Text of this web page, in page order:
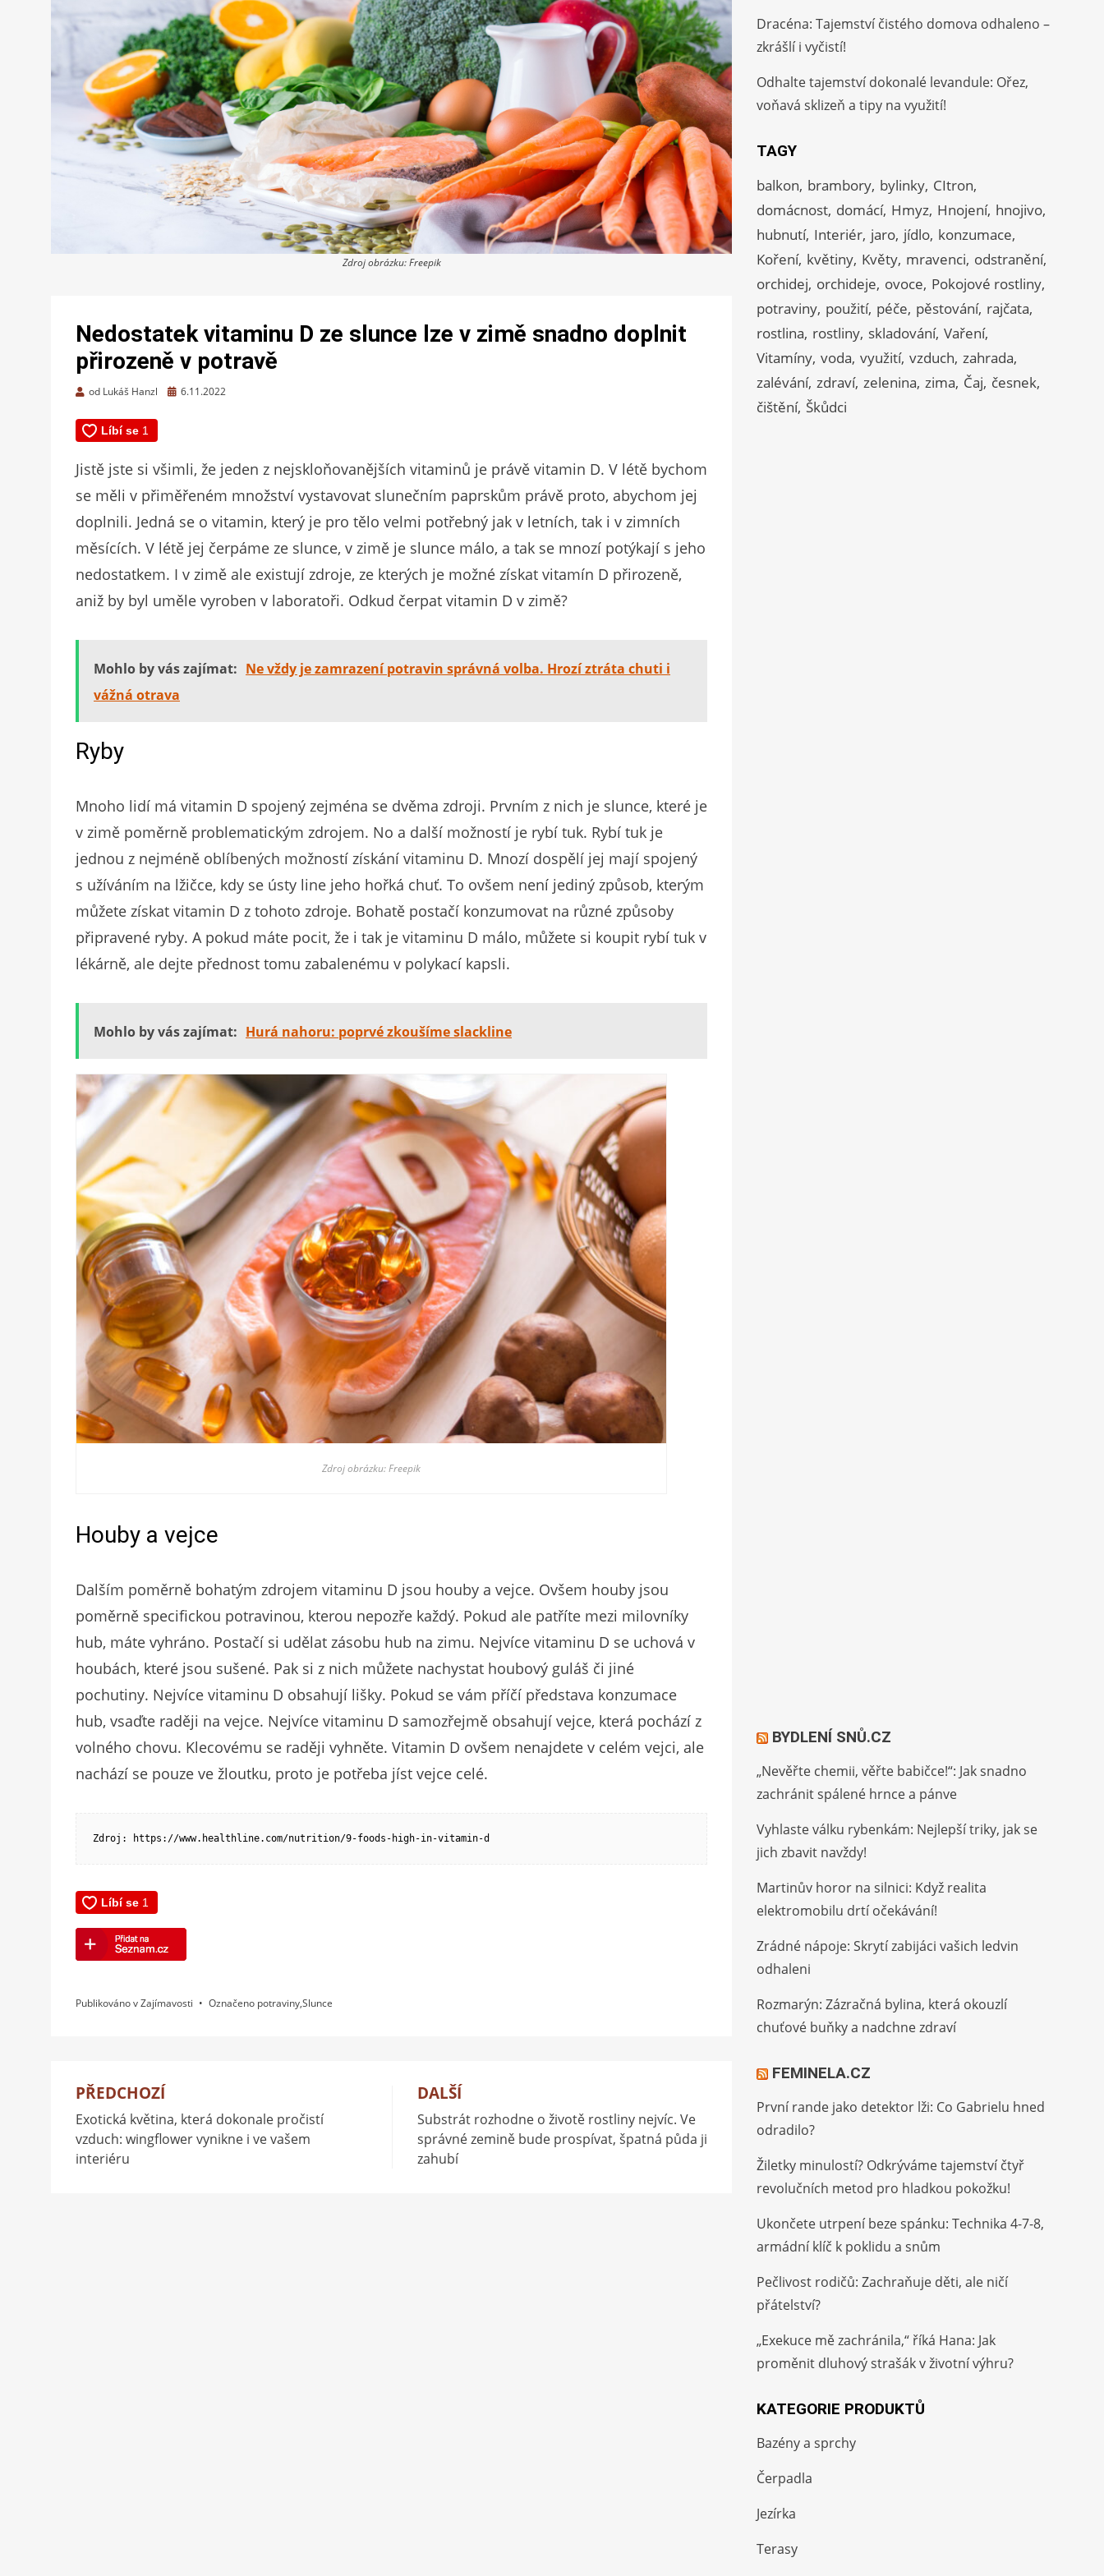
Zdroj obrázku: Freepik
Nedostatek vitaminu D ze slunce lze v zimě snadno doplnit
přirozeně v potravě
od Lukáš Hanzl
Zveřejněno
6.11.2022
Jistě jste si všimli, že jeden z nejskloňovanějších vitaminů je právě vitamin D. V létě bychom
se měli v přiměřeném množství vystavovat slunečním paprskům právě proto, abychom jej
doplnili. Jedná se o vitamin, který je pro tělo velmi potřebný jak v letních, tak i v zimních
měsících. V létě jej čerpáme ze slunce, v zimě je slunce málo, a tak se mnozí potýkají s jeho
nedostatkem. I v zimě ale existují zdroje, ze kterých je možné získat vitamín D přirozeně,
aniž by byl uměle vyroben v laboratoři. Odkud čerpat vitamin D v zimě?
Mohlo by vás zajímat: Ne vždy je zamrazení potravin správná volba. Hrozí ztráta chuti i
vážná otrava
Ryby
Mnoho lidí má vitamin D spojený zejména se dvěma zdroji. Prvním z nich je slunce, které je
v zimě poměrně problematickým zdrojem. No a další možností je rybí tuk. Rybí tuk je
jednou z nejméně oblíbených možností získání vitaminu D. Mnozí dospělí jej mají spojený
s užíváním na lžičce, kdy se ústy line jeho hořká chuť. To ovšem není jediný způsob, kterým
můžete získat vitamin D z tohoto zdroje. Bohatě postačí konzumovat na různé způsoby
připravené ryby. A pokud máte pocit, že i tak je vitaminu D málo, můžete si koupit rybí tuk v
lékárně, ale dejte přednost tomu zabalenému v polykací kapsli.
Mohlo by vás zajímat: Hurá nahoru: poprvé zkoušíme slackline
Zdroj obrázku: Freepik
Houby a vejce
Dalším poměrně bohatým zdrojem vitaminu D jsou houby a vejce. Ovšem houby jsou
poměrně specifickou potravinou, kterou nepozře každý. Pokud ale patříte mezi milovníky
hub, máte vyhráno. Postačí si udělat zásobu hub na zimu. Nejvíce vitaminu D se uchová v
houbách, které jsou sušené. Pak si z nich můžete nachystat houbový guláš či jiné
pochutiny. Nejvíce vitaminu D obsahují lišky. Pokud se vám příčí představa konzumace
hub, vsaďte raději na vejce. Nejvíce vitaminu D samozřejmě obsahují vejce, která pochází z
volného chovu. Klecovému se raději vyhněte. Vitamin D ovšem nenajdete v celém vejci, ale
nachází se pouze ve žloutku, proto je potřeba jíst vejce celé.
Zdroj: https://www.healthline.com/nutrition/9-foods-high-in-vitamin-d
Publikováno vZajímavosti Označeno potraviny,Slunce
Navigace
pro
příspěvek
PŘEDCHOZÍ
Exotická květina, která dokonale pročistí
vzduch: wingflower vynikne i ve vašem
interiéru
DALŠÍ
Substrát rozhodne o životě rostliny nejvíc. Ve
správné zemině bude prospívat, špatná půda ji
zahubí
Dracéna: Tajemství čistého domova odhaleno –
zkrášlí i vyčistí!
Odhalte tajemství dokonalé levandule: Ořez,
voňavá sklizeň a tipy na využití!
TAGY
balkon brambory bylinky CItron
domácnost domácí Hmyz Hnojení hnojivo
hubnutí Interiér jaro jídlo konzumace
Koření květiny Květy mravenci odstranění
orchidej orchideje ovoce Pokojové rostliny
potraviny použití péče pěstování rajčata
rostlina rostliny skladování Vaření
Vitamíny voda využití vzduch zahrada
zalévání zdraví zelenina zima Čaj česnek
čištění Škůdci
BYDLENÍ SNŮ.CZ
„Nevěřte chemii, věřte babičce!“: Jak snadno
zachránit spálené hrnce a pánve
Vyhlaste válku rybenkám: Nejlepší triky, jak se
jich zbavit navždy!
Martinův horor na silnici: Když realita
elektromobilu drtí očekávání!
Zrádné nápoje: Skrytí zabijáci vašich ledvin
odhaleni
Rozmarýn: Zázračná bylina, která okouzlí
chuťové buňky a nadchne zdraví
FEMINELA.CZ
První rande jako detektor lži: Co Gabrielu hned
odradilo?
Žiletky minulostí? Odkrýváme tajemství čtyř
revolučních metod pro hladkou pokožku!
Ukončete utrpení beze spánku: Technika 4-7-8,
armádní klíč k poklidu a snům
Pečlivost rodičů: Zachraňuje děti, ale ničí
přátelství?
„Exekuce mě zachránila,“ říká Hana: Jak
proměnit dluhový strašák v životní výhru?
KATEGORIE PRODUKTŮ
Bazény a sprchy
Čerpadla
Jezírka
Terasy